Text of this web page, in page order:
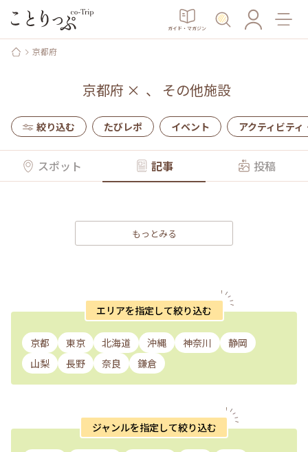
ガイド・マガジン
京都府
京都府 × 、 その他施設
絞り込む たびレポ イベント アクティビティ
スポット 記事 投稿
もっとみる
エリアを指定して絞り込む
京都 東京 北海道 沖縄 神奈川
静岡
山梨
長野 奈良 鎌倉
ジャンルを指定して絞り込む